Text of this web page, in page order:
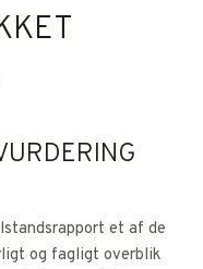
et af de
og fagligt overblik